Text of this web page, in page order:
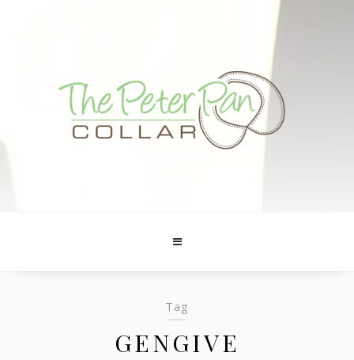
Tag
GENGIVE